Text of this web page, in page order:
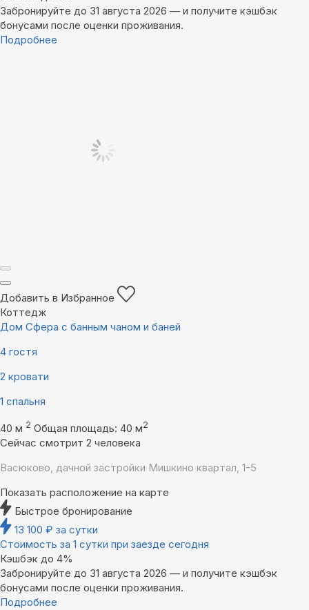
Забронируйте до 31 августа 2026 — и получите кэшбэк
бонусами после оценки проживания.
Подробнее
Добавить в Избранное
Коттедж
Дом Сфера с банным чаном и баней
4 гостя
2 кровати
1 спальня
40 м 2 Общая площадь: 40 м2
Сейчас смотрит 2 человека
Васюково, дачной застройки Мишкино квартал, 1-5
Показать расположение на карте
Быстрое бронирование
13 100 ₽ за сутки
Стоимость за 1 сутки при заезде сегодня
Кэшбэк до 4%
Забронируйте до 31 августа 2026 — и получите кэшбэк
бонусами после оценки проживания.
Подробнее